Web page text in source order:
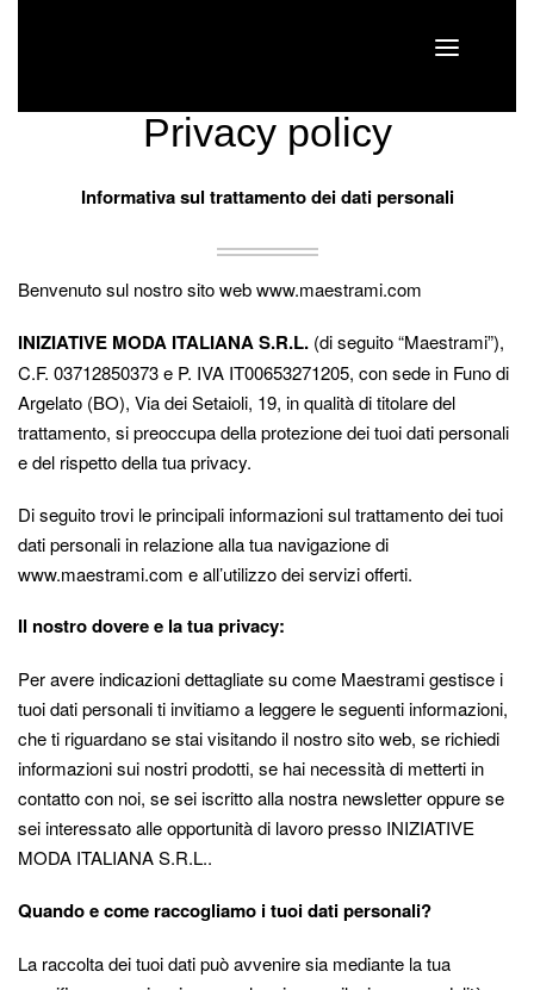
Privacy policy
Informativa sul trattamento dei dati personali
Benvenuto sul nostro sito web www.maestrami.com
INIZIATIVE MODA ITALIANA S.R.L. (di seguito “Maestrami”),
C.F. 03712850373 e P. IVA IT00653271205, con sede in Funo di
Argelato (BO), Via dei Setaioli, 19, in qualità di titolare del
trattamento, si preoccupa della protezione dei tuoi dati personali
e del rispetto della tua privacy.
Di seguito trovi le principali informazioni sul trattamento dei tuoi
dati personali in relazione alla tua navigazione di
www.maestrami.com e all’utilizzo dei servizi offerti.
Il nostro dovere e la tua privacy:
Per avere indicazioni dettagliate su come Maestrami gestisce i
tuoi dati personali ti invitiamo a leggere le seguenti informazioni,
che ti riguardano se stai visitando il nostro sito web, se richiedi
informazioni sui nostri prodotti, se hai necessità di metterti in
contatto con noi, se sei iscritto alla nostra newsletter oppure se
sei interessato alle opportunità di lavoro presso INIZIATIVE
MODA ITALIANA S.R.L..
Quando e come raccogliamo i tuoi dati personali?
La raccolta dei tuoi dati può avvenire sia mediante la tua